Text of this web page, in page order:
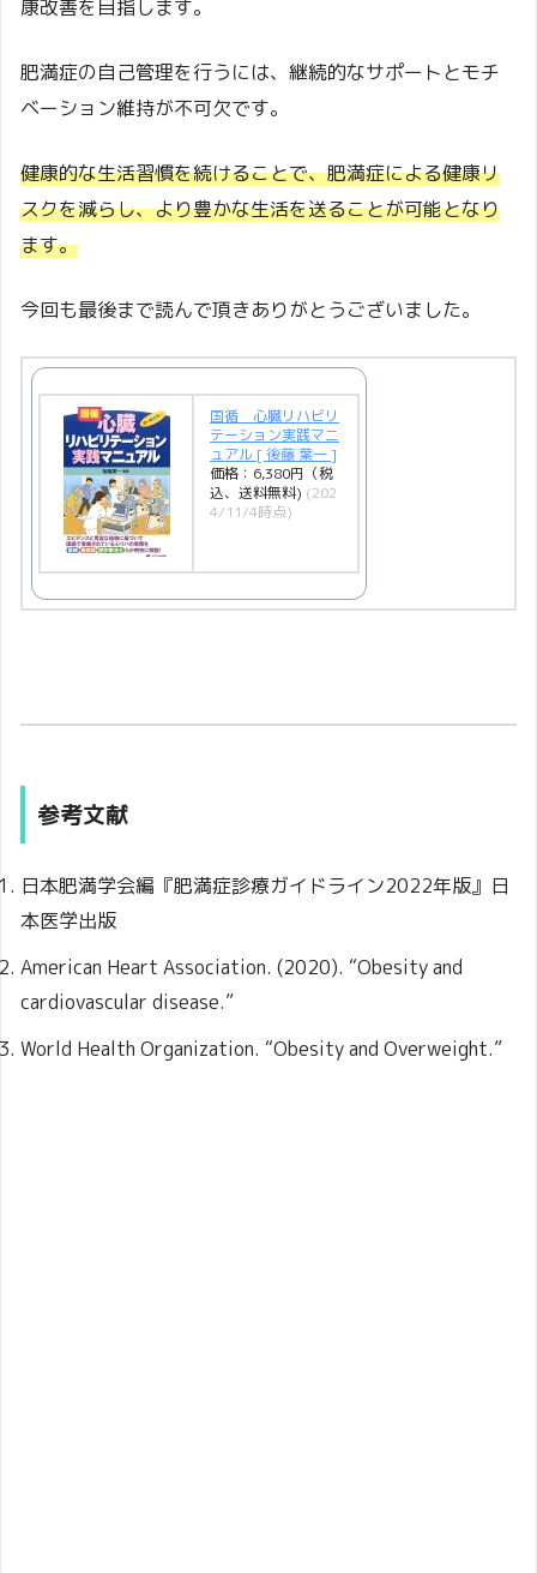
康改善を目指します。
肥満症の自己管理を行うには、継続的なサポートとモチ
ベーション維持が不可欠です。
健康的な生活習慣を続けることで、肥満症による健康リ
スクを減らし、より豊かな生活を送ることが可能となり
ます。
今回も最後まで読んで頂きありがとうございました。
国循 心臓リハビリ
テーション実践マニ
ュアル [ 後藤 葉一 ]
価格：6,380円（税
込、送料無料) (202
4/11/4時点)
参考文献
日本肥満学会編『肥満症診療ガイドライン2022年版』日
本医学出版
American Heart Association. (2020). “Obesity and
cardiovascular disease.”
World Health Organization. “Obesity and Overweight.”